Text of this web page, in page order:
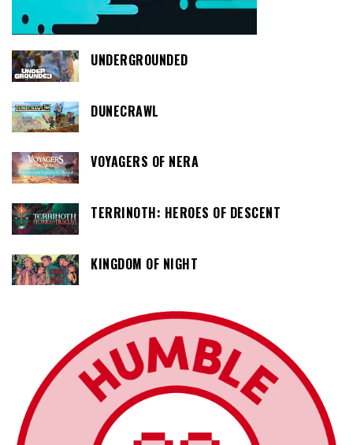
UNDERGROUNDED
DUNECRAWL
VOYAGERS OF NERA
TERRINOTH: HEROES OF DESCENT
KINGDOM OF NIGHT